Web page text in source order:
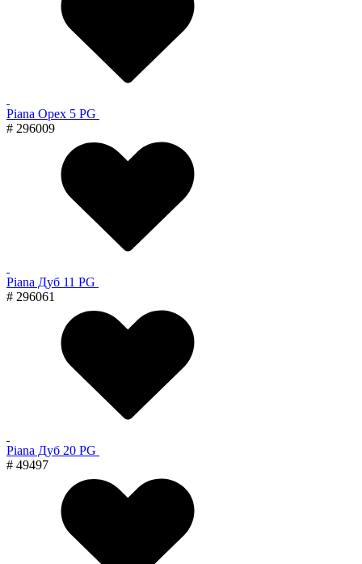
Piana Орех 5 PG
# 296009
Piana Дуб 11 PG
# 296061
Piana Дуб 20 PG
# 49497